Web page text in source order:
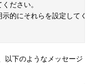
ださい。
的にそれらを設定してく
以下のようなメッセージ